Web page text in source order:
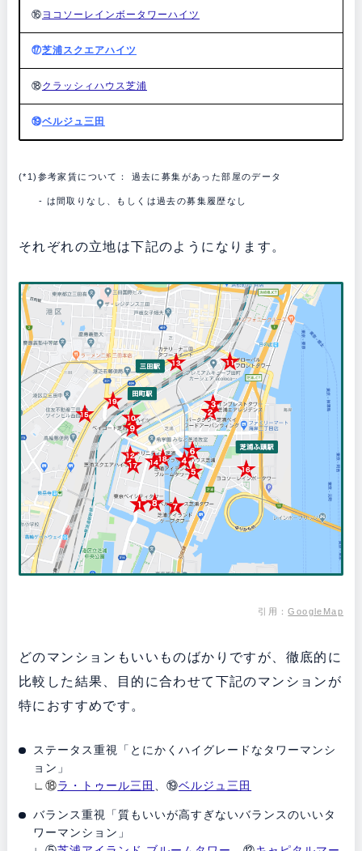
⑯ ヨコソーレインボータワーハイツ
⑰芝浦スクエアハイツ
⑱クラッシィハウス芝浦
⑲ベルジュ三田
(*1)参考家賃について： 過去に募集があった部屋のデータ
- は間取りなし、もしくは過去の募集履歴なし
それぞれの立地は下記のようになります。
引用：GoogleMap
どのマンションもいいものばかりですが、徹底的に
比較した結果、目的に合わせて下記のマンションが
特におすすめです。
ステータス重視「とにかくハイグレードなタワーマンシ
ョン」
∟⑱ラ・トゥール三田 、⑲ベルジュ三田
バランス重視「質もいいが高すぎないバランスのいいタ
ワーマンション」